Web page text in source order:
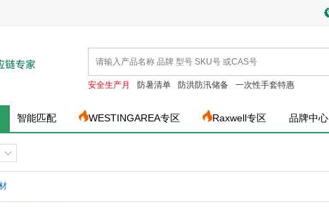
安全生产月 防暑清单 防洪防汛储备 一次性手套特惠
智能匹配 WESTINGAREA专区 Raxwell专区 品牌中心